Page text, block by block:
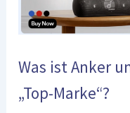
Was ist Anker
„Top-Marke“?